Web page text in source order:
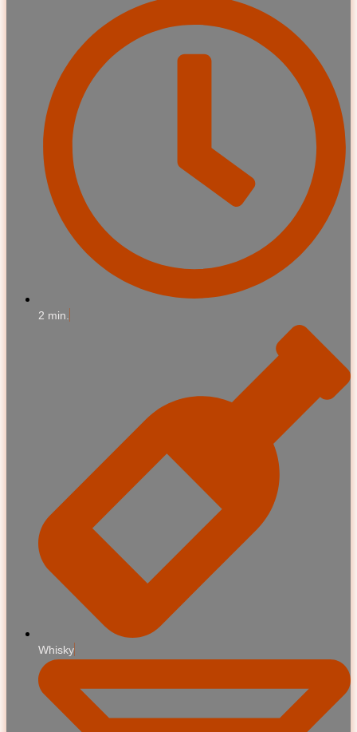
2 min.
Whisky